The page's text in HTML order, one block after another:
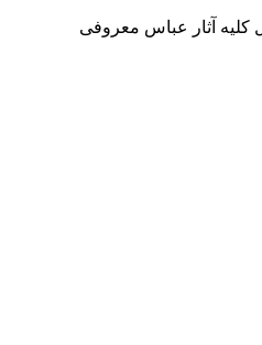
آثار عباس معروفی